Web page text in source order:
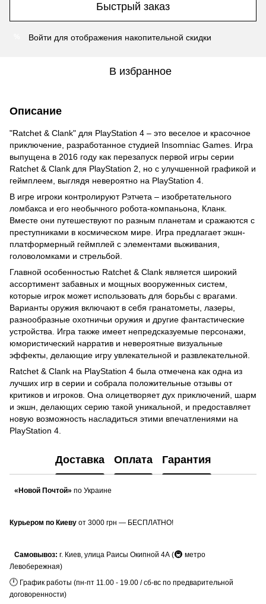
Быстрый заказ
Войти для отображения накопительной скидки
В избранное
Описание
"Ratchet & Clank" для PlayStation 4 – это веселое и красочное
приключение, разработанное студией Insomniac Games. Игра
выпущена в 2016 году как перезапуск первой игры серии
Ratchet & Clank для PlayStation 2, но с улучшенной графикой и
геймплеем, выглядя невероятно на PlayStation 4.
В игре игроки контролируют Рэтчета – изобретательного
ломбакса и его необычного робота-компаньона, Кланк.
Вместе они путешествуют по разным планетам и сражаются с
преступниками в космическом мире. Игра предлагает экшн-
платформерный геймплей с элементами выживания,
головоломками и стрельбой.
Главной особенностью Ratchet & Clank является широкий
ассортимент забавных и мощных вооруженных систем,
которые игрок может использовать для борьбы с врагами.
Варианты оружия включают в себя гранатометы, лазеры,
разнообразные охотничьи оружия и другие фантастические
устройства. Игра также имеет непредсказуемые персонажи,
юмористический нарратив и невероятные визуальные
эффекты, делающие игру увлекательной и развлекательной.
Ratchet & Clank на PlayStation 4 была отмечена как одна из
лучших игр в серии и собрала положительные отзывы от
критиков и игроков. Она олицетворяет дух приключений, шарм
и экшн, делающих серию такой уникальной, и предоставляет
новую возможность насладиться этими впечатлениями на
PlayStation 4.
Доставка Оплата Гарантия
«Новой Почтой» по Украине
Курьером по Киеву от 3000 грн — БЕСПЛАТНО!
Самовывоз: г. Киев, улица Раисы Окипной 4А (🚇 метро
Левобережная)
🕛 График работы (пн-пт 11.00 - 19.00 / сб-вс по предварительной
договоренности)